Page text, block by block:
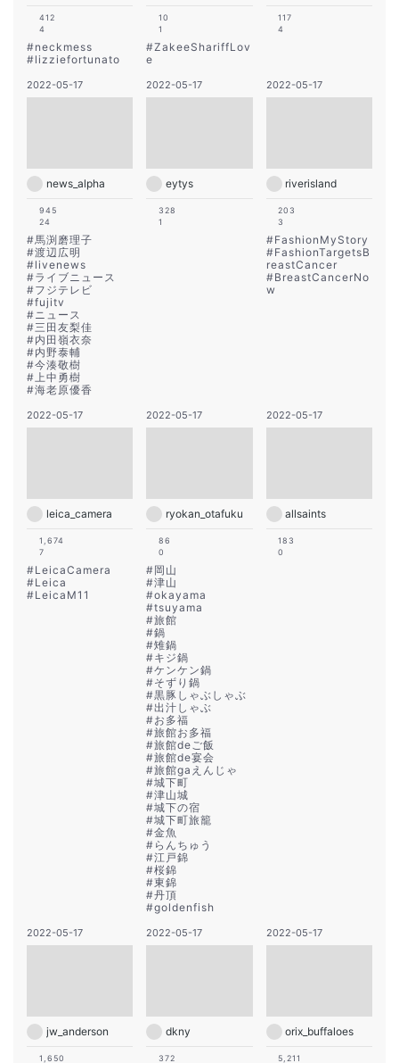
412
4
#neckmess
#lizziefortunato
10
1
#ZakeeShariffLov
e
117
4
2022-05-17
news_alpha
945
24
#馬渕磨理子
#渡辺広明
#livenews
#ライブニュース
#フジテレビ
#fujitv
# ニュース
#三田友梨佳
#内田嶺衣奈
#内野泰輔
#今湊敬樹
# 上中勇樹
#海老原優香
2022-05-17
eytys
328
1
2022-05-17
riverisland
203
3
#FashionMyStory
#FashionTargetsB
reastCancer
#BreastCancerNo
w
2022-05-17
leica_camera
1,674
7
#LeicaCamera
#Leica
#LeicaM11
2022-05-17
ryokan_otafuku
86
0
#岡山
#津山
#okayama
#tsuyama
#旅館
#鍋
#雉鍋
#キジ鍋
#ケンケン鍋
#そずり鍋
#黒豚しゃぶしゃぶ
#出汁しゃぶ
#お多福
#旅館お多福
#旅館deご飯
#旅館de宴会
#旅館gaえんじゃ
#城下町
#津山城
#城下の宿
#城下町旅籠
#金魚
# らんちゅう
#江戸錦
#桜錦
#東錦
#丹頂
#goldenfish
2022-05-17
allsaints
183
0
2022-05-17
jw_anderson
1,650
2022-05-17
dkny
372
2022-05-17
orix_buffaloes
5,211